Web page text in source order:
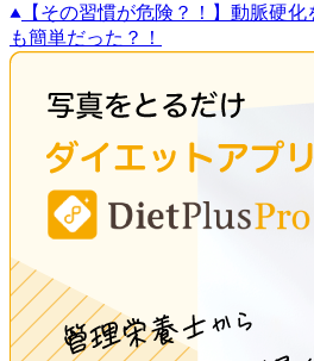
【その習慣が危険？！】動脈硬
も簡単だった？！